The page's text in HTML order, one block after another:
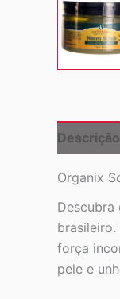
Descrição
Organix
força
pele e